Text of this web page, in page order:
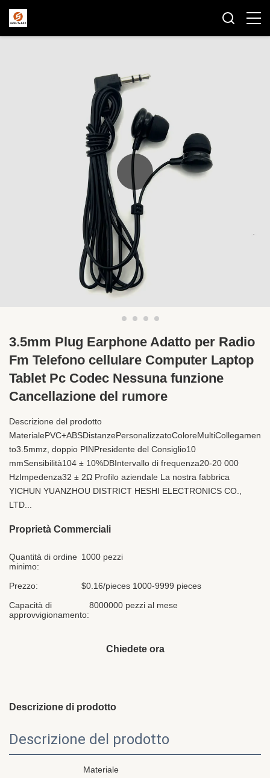
3.5mm Plug Earphone Adatto per Radio
Fm Telefono cellulare Computer Laptop
Tablet Pc Codec Nessuna funzione
Cancellazione del rumore
Descrizione del prodotto
MaterialePVC+ABSDistanzePersonalizzatoColoreMultiCollegamen
to3.5mmz, doppio PINPresidente del Consiglio10
mmSensibilità104 ± 10%DBIntervallo di frequenza20-20 000
HzImpedenza32 ± 2Ω Profilo aziendale La nostra fabbrica
YICHUN YUANZHOU DISTRICT HESHI ELECTRONICS CO.,
LTD...
Proprietà Commerciali
Quantità di ordine
minimo:
1000 pezzi
Prezzo:
$0.16/pieces 1000-9999 pieces
Capacità di
approvvigionamento:
8000000 pezzi al mese
Chiedete ora
Descrizione di prodotto
Descrizione del prodotto
Materiale